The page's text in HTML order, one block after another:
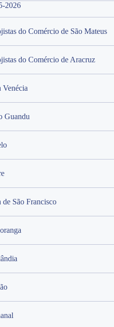
2026
do Comércio de São Mateus
do Comércio de Aracruz
Venécia
Guandu
São Francisco